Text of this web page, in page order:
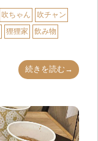
吹ちゃん
吹チャン
狸狸家
飲み物
続きを読む→